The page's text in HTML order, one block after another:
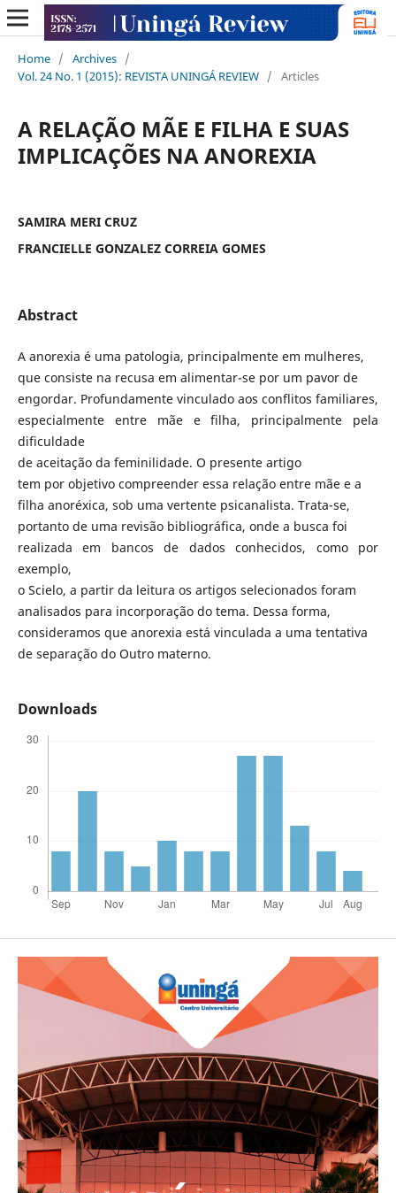
Home / Archives /
Vol. 24 No. 1 (2015): REVISTA UNINGÁ REVIEW / Articles
A RELAÇÃO MÃE E FILHA E SUAS
IMPLICAÇÕES NA ANOREXIA
SAMIRA MERI CRUZ
FRANCIELLE GONZALEZ CORREIA GOMES
Abstract
A anorexia é uma patologia, principalmente em mulheres,
que consiste na recusa em alimentar-se por um pavor de
engordar. Profundamente vinculado aos conflitos familiares,
especialmente entre mãe e filha, principalmente pela
dificuldade
de aceitação da feminilidade. O presente artigo
tem por objetivo compreender essa relação entre mãe e a
filha anoréxica, sob uma vertente psicanalista. Trata-se,
portanto de uma revisão bibliográfica, onde a busca foi
realizada em bancos de dados conhecidos, como por
exemplo,
o Scielo, a partir da leitura os artigos selecionados foram
analisados para incorporação do tema. Dessa forma,
consideramos que anorexia está vinculada a uma tentativa
de separação do Outro materno.
Downloads